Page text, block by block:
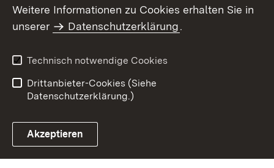
Benutzungshinweise
Erklärung zur
Weitere Informationen zu Cookies erhalten Sie in
unserer
Datenschutzerklärung.
Technisch notwendige Cookies
Drittanbieter-Cookies (Siehe
Datenschutzerklärung.)
Akzeptieren